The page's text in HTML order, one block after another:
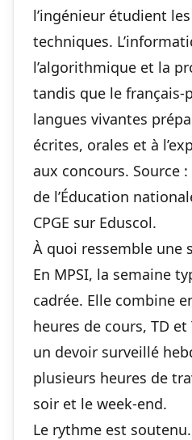
l’ingénieur étudient
techniques.
l’algorithmique et la
tandis que le français-
langues vivantes
écrites, orales et à
aux concours. Source
de l’Éducation
CPGE sur Eduscol.
À quoi ressemble une
En MPSI, la semaine
cadrée. Elle combine
heures de cours, TD et
un devoir surveillé
plusieurs heures de
soir et le week-end.
Le rythme est